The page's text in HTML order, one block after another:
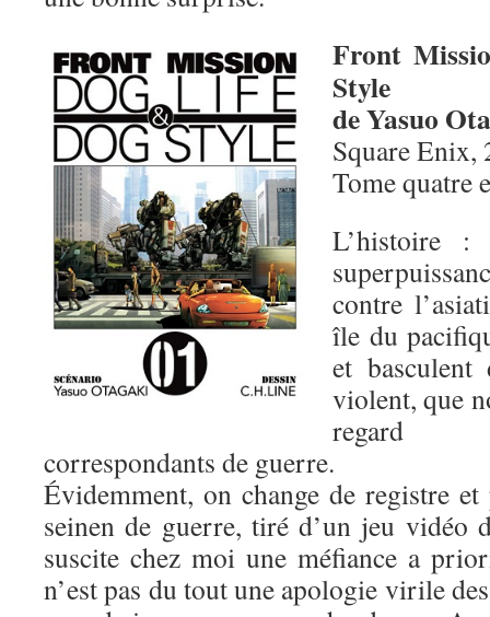
Front
Style
de Yasuo
Square
Tome quatre
L’histoire
contre
île du
et
violent, que
regard
correspondants de guerre.
Évidemment, on change de registre et
seinen de guerre, tiré d’un jeu vidéo
suscite chez moi une méfiance a
n’est pas du tout une apologie virile